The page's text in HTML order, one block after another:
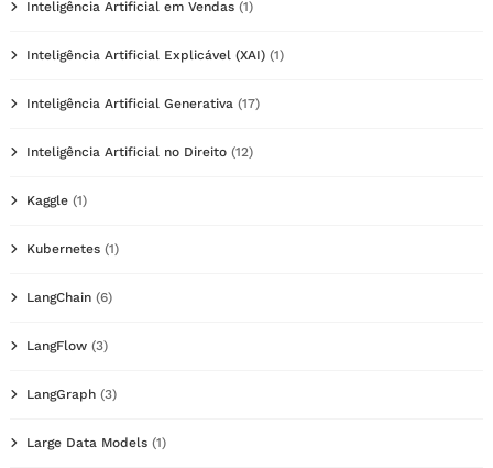
Inteligência Artificial em Vendas (1)
Inteligência Artificial Explicável (XAI) (1)
Inteligência Artificial Generativa (17)
Inteligência Artificial no Direito (12)
Kaggle (1)
Kubernetes (1)
LangChain (6)
LangFlow (3)
LangGraph (3)
Large Data Models (1)